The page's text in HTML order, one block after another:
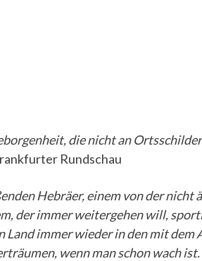
die nicht an
Rundschau
Hebräer, einem von der nicht
der immer weitergehen will,
Land immer wieder in den mit dem
wenn man schon wach ist.